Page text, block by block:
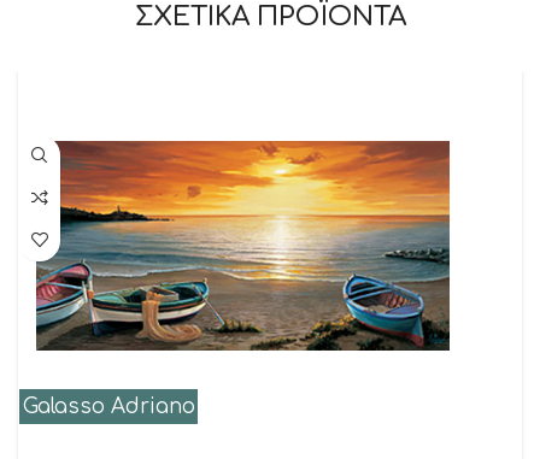
ΣΧΕΤΙΚΑ ΠΡΟΪΟΝΤΑ
Galasso Adriano